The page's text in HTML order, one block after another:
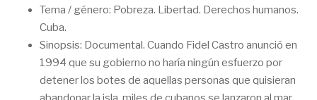
Tema / género: Pobreza. Libertad. Derechos humanos.
Cuba.
Sinopsis: Documental. Cuando Fidel Castro anunció en
1994 que su gobierno no haría ningún esfuerzo por
detener los botes de aquellas personas que quisieran